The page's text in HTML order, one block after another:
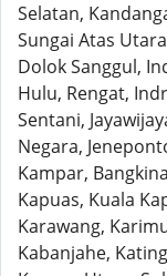
Selatan,
Sungai Atas
Dolok Sanggul,
Hulu, Rengat,
Sentani,
Negara,
Kampar,
Kapuas, Kuala
Karawang,
Kabanjahe,